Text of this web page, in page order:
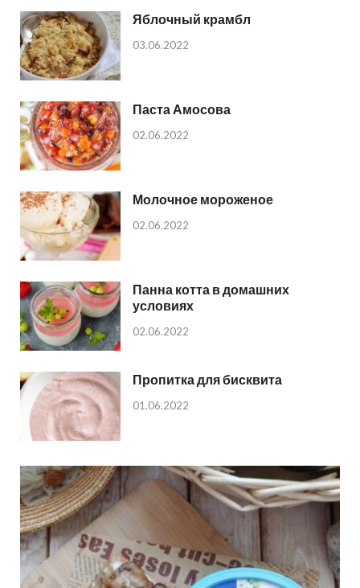
Яблочный крамбл
03.06.2022
Паста Амосова
02.06.2022
Молочное мороженое
02.06.2022
Панна котта в домашних
условиях
02.06.2022
Пропитка для бисквита
01.06.2022